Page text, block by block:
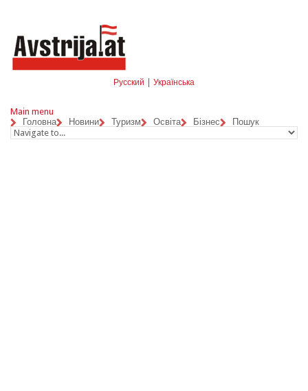
Русский Українська
Main menu
Головна
Новини Туризм Освіта Бізнес Пошук